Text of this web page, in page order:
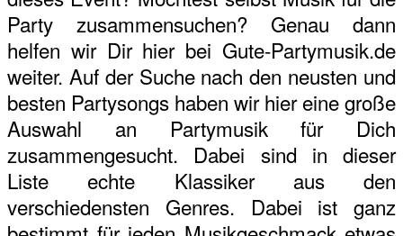
Party zusammensuchen? Genau dann
helfen wir Dir hier bei Gute-Partymusik.de
weiter. Auf der Suche nach den neusten und
besten Partysongs haben wir hier eine große
Auswahl an Partymusik für Dich
zusammengesucht. Dabei sind in dieser
Liste echte Klassiker aus den
verschiedensten Genres. Dabei ist ganz